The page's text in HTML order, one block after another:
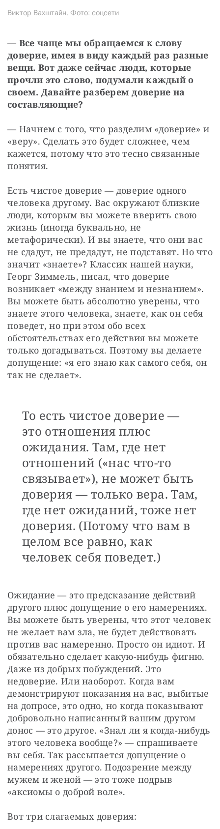
Виктор Вахштайн. Фото: соцсети
— Все чаще мы обращаемся к слову
доверие, имея в виду каждый раз разные
вещи. Вот даже сейчас люди, которые
прочли это слово, подумали каждый о
своем. Давайте разберем доверие на
составляющие?
— Начнем с того, что разделим «доверие» и
«веру». Сделать это будет сложнее, чем
кажется, потому что это тесно связанные
понятия.
Есть чистое доверие — доверие одного
человека другому. Вас окружают близкие
люди, которым вы можете вверить свою
жизнь (иногда буквально, не
метафорически). И вы знаете, что они вас
не сдадут, не предадут, не подставят. Но что
значит «знаете»? Классик нашей науки,
Георг Зиммель, писал, что доверие
возникает «между знанием и незнанием».
Вы можете быть абсолютно уверены, что
знаете этого человека, знаете, как он себя
поведет, но при этом обо всех
обстоятельствах его действия вы можете
только догадываться. Поэтому вы делаете
допущение: «я его знаю как самого себя, он
так не сделает».
То есть чистое доверие —
это отношения плюс
ожидания. Там, где нет
отношений («нас что-то
связывает»), не может быть
доверия — только вера. Там,
где нет ожиданий, тоже нет
доверия. (Потому что вам в
целом все равно, как
человек себя поведет.)
Ожидание — это предсказание действий
другого плюс допущение о его намерениях.
Вы можете быть уверены, что этот человек
не желает вам зла, не будет действовать
против вас намеренно. Просто он идиот. И
обязательно сделает какую-нибудь фигню.
Даже из добрых побуждений. Это
недоверие. Или наоборот. Когда вам
демонстрируют показания на вас, выбитые
на допросе, это одно, но когда показывают
добровольно написанный вашим другом
донос — это другое. «Знал ли я когда-нибудь
этого человека вообще?» — спрашиваете
вы себя. Так рассыпается допущение о
намерениях другого. Подозрение между
мужем и женой — это тоже подрыв
«аксиомы о доброй воле».
Вот три слагаемых доверия: